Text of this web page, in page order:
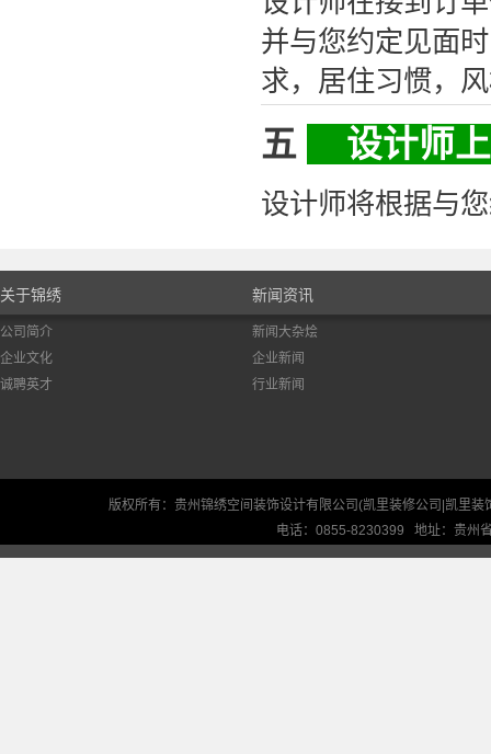
并与您约定见面
求，居住习惯，
五 设计师
设计师将根据与
关于锦绣 新闻资讯
公司简介
企业文化
诚聘英才
新闻大杂烩
企业新闻
行业新闻
版权所有：贵州锦绣空间装饰设计有限公司(凯里装修公司|凯里
电话：0855-8230399 地址：贵州